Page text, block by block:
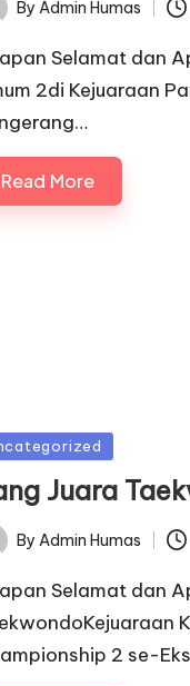
By Admin Humas
Selamat dan
2di Kejuaraan
Read More
Juara
By Admin Humas
Selamat dan
2 se-